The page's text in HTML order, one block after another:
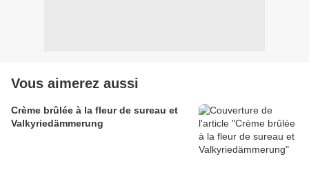
Vous aimerez aussi
Crème brûlée à la fleur de sureau et
Valkyriedämmerung